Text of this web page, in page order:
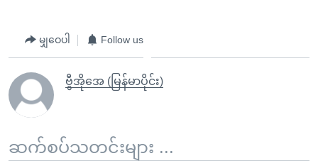
မျှဝေပါ Follow us
ဗွီအိုအေ (မြန်မာပိုင်း)
ဆက်စပ်သတင်းများ ...